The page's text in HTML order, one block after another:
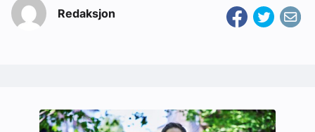
Redaksjon